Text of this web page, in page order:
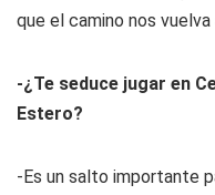
que el camino nos vuelva
-¿Te seduce jugar en
Estero?
-Es un salto importante